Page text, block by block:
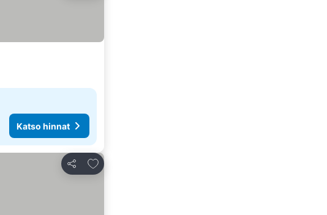
Katso hinnat
Jaa
Lisää suosikkeihin